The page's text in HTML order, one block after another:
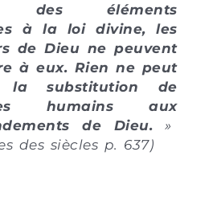
des éléments
à la loi divine, les
de Dieu ne peuvent
à eux. Rien ne peut
la substitution de
humains aux
de Dieu. »
des siècles p. 637)